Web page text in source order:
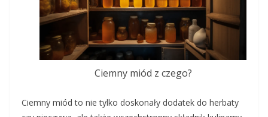
Ciemny miód z czego?
Ciemny miód to nie tylko doskonały dodatek do herbaty